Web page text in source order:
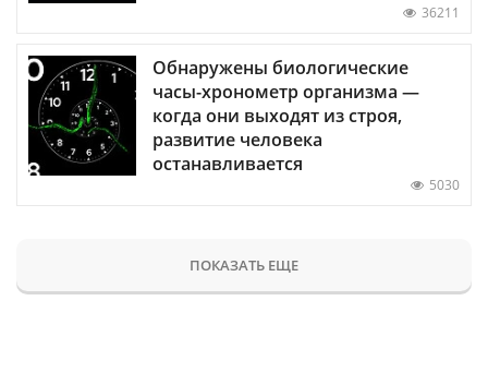
36211
Обнаружены биологические
часы-хронометр организма —
когда они выходят из строя,
развитие человека
останавливается
5030
ПОКАЗАТЬ ЕЩЕ